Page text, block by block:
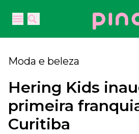
Open main menu
Open main menu
Your
Moda e beleza
Hering Kids
primeira
Curitiba